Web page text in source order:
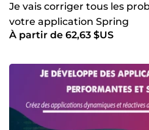
Je vais corriger tous les
votre application Spring
À partir de 62,63 $US